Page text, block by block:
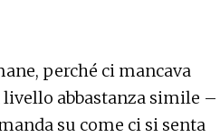
perché ci mancava
abbastanza simile –
su come ci si senta